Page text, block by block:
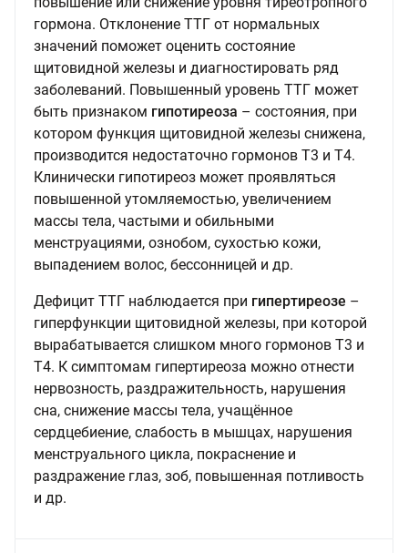
гормона. Отклонение ТТГ от нормальных
значений поможет оценить состояние
щитовидной железы и диагностировать ряд
заболеваний. Повышенный уровень ТТГ может
быть признаком гипотиреоза – состояния, при
котором функция щитовидной железы снижена,
производится недостаточно гормонов Т3 и Т4.
Клинически гипотиреоз может проявляться
повышенной утомляемостью, увеличением
массы тела, частыми и обильными
менструациями, ознобом, сухостью кожи,
выпадением волос, бессонницей и др.
Дефицит ТТГ наблюдается при гипертиреозе –
гиперфункции щитовидной железы, при которой
вырабатывается слишком много гормонов Т3 и
Т4. К симптомам гипертиреоза можно отнести
нервозность, раздражительность, нарушения
сна, снижение массы тела, учащённое
сердцебиение, слабость в мышцах, нарушения
менструального цикла, покраснение и
раздражение глаз, зоб, повышенная потливость
и др.